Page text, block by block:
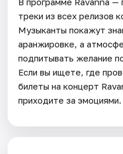
треки из всех релизов
Музыканты покажут
аранжировке, а
подпитывать желание
Если вы ищете, где
билеты на концерт
приходите за эмоциями.